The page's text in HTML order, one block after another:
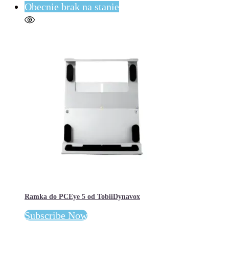
Obecnie brak na stanie
Ramka do PCEye 5 od TobiiDynavox
Subscribe Now